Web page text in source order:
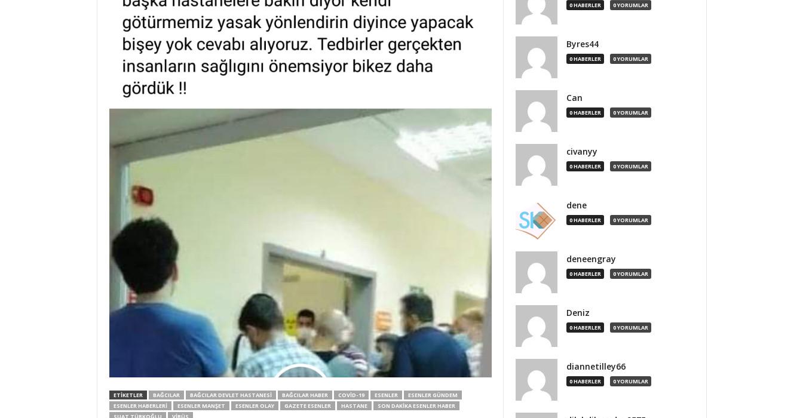
ETIKETLER BAĞCILAR BAĞCILAR DEVLET HASTANESI BAĞCILAR HABER COVID-19 ESENLER
ESENLER GÜNDEM
ESENLER HABERLERI
ESENLER MANŞET ESENLER OLAY GAZETE ESENLER HASTANE
SON DAKIKA ESENLER HABER
0 HABERLER 0 YORUMLAR
Byres44
0 HABERLER 0 YORUMLAR
Can
0 HABERLER 0 YORUMLAR
civanyy
0 HABERLER 0 YORUMLAR
dene
0 HABERLER 0 YORUMLAR
deneengray
0 HABERLER 0 YORUMLAR
Deniz
0 HABERLER 0 YORUMLAR
diannetilley66
0 HABERLER 0 YORUMLAR